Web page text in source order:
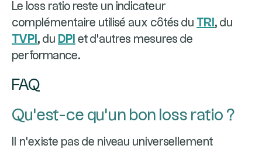
Le loss ratio reste un indicateur
complémentaire utilisé aux côtés du TRI , du
TVPI , du DPI et d'autres mesures de
performance.
FAQ
Qu'est-ce qu'un bon loss ratio ?
Il n'existe pas de niveau universellement